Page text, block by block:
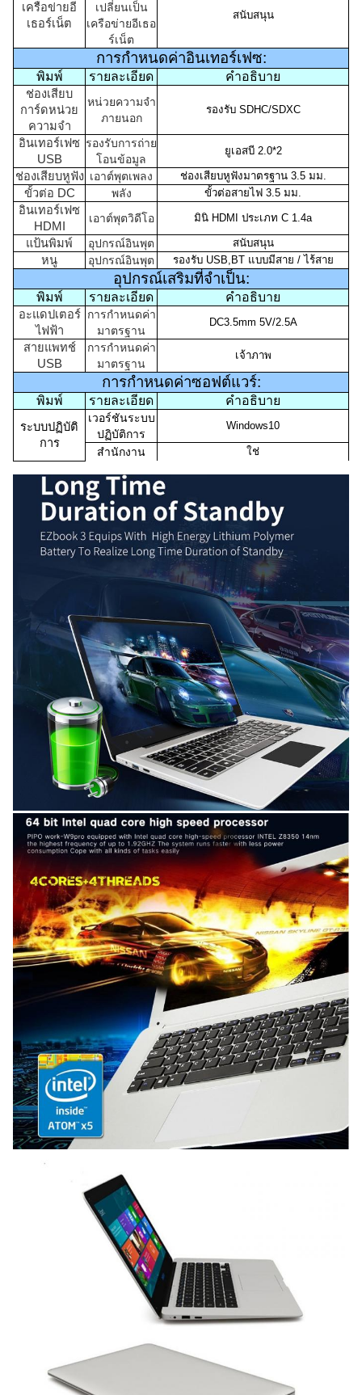
เครือข่ายอี
เธอร์เน็ต
เปลี่ยนเป็น
เครือข่ายอีเธอ
ร์เน็ต
สนับสนุน
การกำหนดค่าอินเทอร์เฟซ:
พิมพ์ รายละเอียด คำอธิบาย
ช่องเสียบ
การ์ดหน่วย
ความจำ
หน่วยความจำ
ภายนอก
รองรับ SDHC/SDXC
อินเทอร์เฟซ
USB
รองรับการถ่าย
โอนข้อมูล
ยูเอสบี 2.0*2
ช่องเสียบหูฟัง เอาต์พุตเพลง ช่องเสียบหูฟังมาตรฐาน 3.5 มม.
ขั้วต่อ DC พลัง ขั้วต่อสายไฟ 3.5 มม.
อินเทอร์เฟซ
HDMI
เอาต์พุตวิดีโอ มินิ HDMI ประเภท C 1.4a
แป้นพิมพ์ อุปกรณ์อินพุต สนับสนุน
หนู อุปกรณ์อินพุต รองรับ USB,BT แบบมีสาย / ไร้สาย
อุปกรณ์เสริมที่จำเป็น:
พิมพ์ รายละเอียด คำอธิบาย
อะแดปเตอร์
ไฟฟ้า
การกำหนดค่า
มาตรฐาน
DC3.5mm 5V/2.5A
สายแพทช์
USB
การกำหนดค่า
มาตรฐาน
เจ้าภาพ
การกำหนดค่าซอฟต์แวร์:
พิมพ์ รายละเอียด คำอธิบาย
ระบบปฏิบัติ
การ
เวอร์ชันระบบ
ปฏิบัติการ
Windows10
สำนักงาน ใช่